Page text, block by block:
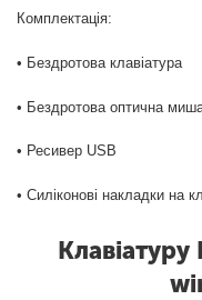
Комплектація:
• Бездротова клавіатура
• Бездротова оптична
• Ресивер USB
• Силіконові накладки на